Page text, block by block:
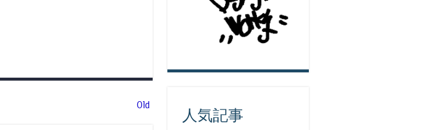
Old
人気記事